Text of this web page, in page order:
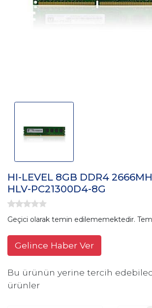
HI-LEVEL 8GB DDR4
HLV-PC21300D4-8G
Geçici olarak temin edilememektedir.
Gelince Haber Ver
Bu ürünün yerine tercih
ürünler